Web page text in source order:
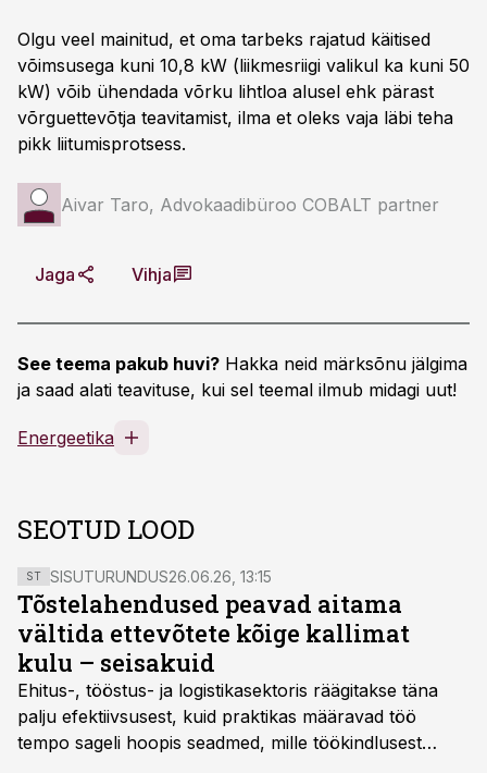
Olgu veel mainitud, et oma tarbeks rajatud käitised
võimsusega kuni 10,8 kW (liikmesriigi valikul ka kuni 50
kW) võib ühendada võrku lihtloa alusel ehk pärast
võrguettevõtja teavitamist, ilma et oleks vaja läbi teha
pikk liitumisprotsess.
Aivar Taro, Advokaadibüroo COBALT partner
Jaga Vihja
See teema pakub huvi? Hakka neid märksõnu jälgima
ja saad alati teavituse, kui sel teemal ilmub midagi uut!
Energeetika
SEOTUD LOOD
ST SISUTURUNDUS26.06.26, 13:15
Tõstelahendused peavad aitama
vältida ettevõtete kõige kallimat
kulu – seisakuid
Ehitus-, tööstus- ja logistikasektoris räägitakse täna
palju efektiivsusest, kuid praktikas määravad töö
tempo sageli hoopis seadmed, mille töökindlusest